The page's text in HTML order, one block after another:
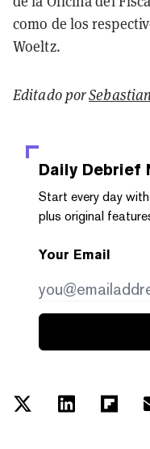
como de los
Woeltz.
Editado por
Daily Debrief
Start every day
plus original
Your Email